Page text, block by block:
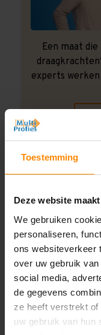
Toestemming
Deze website
We gebruiken
personaliseren,
ons websiteverkeer
over uw gebruik
social media,
de gegevens
ze heeft verstrekt
uw gebruik van hun
Een maat
experts